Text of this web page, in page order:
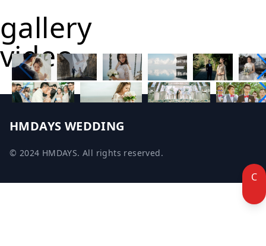
gallery
video
HMDAYS WEDDING
© 2024 HMDAYS. All rights reserved.
C